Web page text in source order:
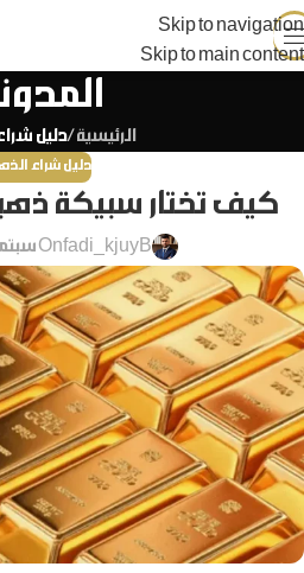
Skip to navigation
Skip to main content
الرئيسية /دليل
دليل شراء
كيف تختار سبيكة
fadi_kjuyBOn سبتمبر 23, 2024